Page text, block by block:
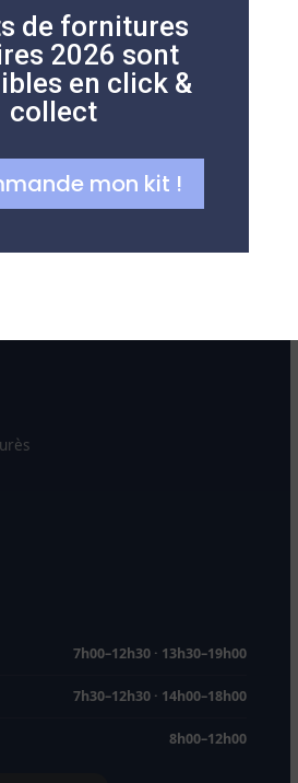
7h00–12h30 · 13h30–19h00
7h30–12h30 · 14h00–18h00
8h00–12h00
de fornitures
2026 sont
en click &
collect
mon kit !